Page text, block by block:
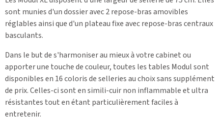
sont munies d'un dossier avec 2 repose-bras amovibles
réglables ainsi que d'un plateau fixe avec repose-bras centraux
basculants.
Dans le but de s'harmoniser au mieux à votre cabinet ou
apporter une touche de couleur, toutes les tables Modul sont
disponibles en 16 coloris de selleries au choix sans supplément
de prix. Celles-ci sont en simili-cuir non inflammable et ultra
résistantes tout en étant particulièrement faciles à
entretenir.